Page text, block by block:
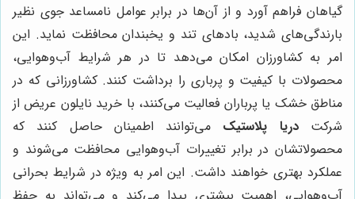
گیاهان فراهم آورد و از آن‌ها در برابر عوامل نامساعد جوی نظیر
بارندگی‌های شدید، بادهای تند و یخبندان محافظت نماید. این
امر به کشاورزان امکان می‌دهد تا در هر شرایط آب‌و‌هوایی،
محصولات با کیفیت و پرباری را برداشت کنند. کشاورزانی که در
مناطق خشک یا پرباران فعالیت می‌کنند، با خرید نایلون عریض از
شرکتدریا پلاستیک می‌توانند اطمینان حاصل کنند که
محصولاتشان در برابر تغییرات آب‌و‌هوایی محافظت می‌شوند و
عملکرد بهتری خواهند داشت. این امر به ویژه در شرایط بحرانی